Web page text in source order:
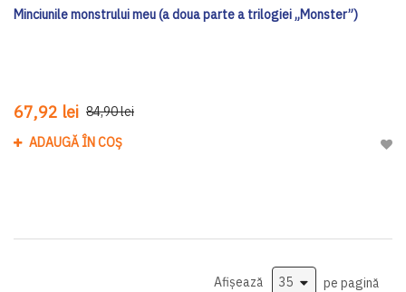
Minciunile monstrului meu (a doua parte a trilogiei „Monster”)
67,92 lei 84,90 lei
ADAUGĂ ÎN COȘ
Afișează pe pagină